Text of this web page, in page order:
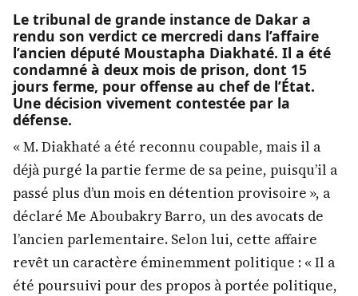
Le tribunal de grande instance de Dakar a
rendu son verdict ce mercredi dans l’affaire
l’ancien député Moustapha Diakhaté. Il a été
condamné à deux mois de prison, dont 15
jours ferme, pour offense au chef de l’État.
Une décision vivement contestée par la
défense.
« M. Diakhaté a été reconnu coupable, mais il a
déjà purgé la partie ferme de sa peine, puisqu’il a
passé plus d’un mois en détention provisoire », a
déclaré Me Aboubakry Barro, un des avocats de
l’ancien parlementaire. Selon lui, cette affaire
revêt un caractère éminemment politique : « Il a
été poursuivi pour des propos à portée politique,